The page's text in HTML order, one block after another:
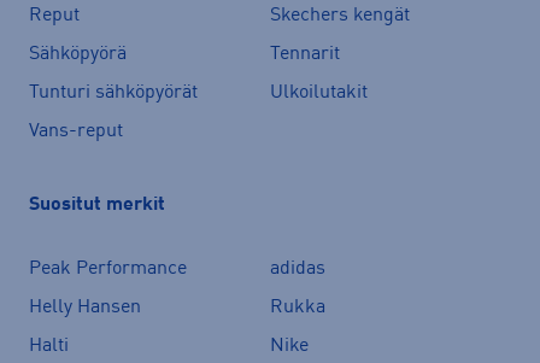
Reput
Skechers kengät
Sähköpyörä
Tennarit
Tunturi sähköpyörät
Ulkoilutakit
Vans-reput
Suositut merkit
Peak Performance
adidas
Helly Hansen
Rukka
Halti
Nike